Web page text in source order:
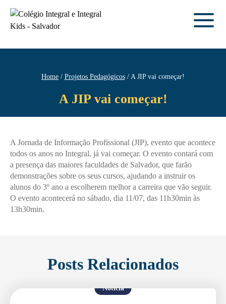
Home Projetos Pedagógicos A JIP vai começar!
A JIP vai começar!
A Jornada de Informação Profissional (JIP), evento que acontece
todos os anos no Integral, já vai começar. O evento contará com
a presença das maiores faculdades de Salvador, que farão
demonstrações sobre os seus cursos, ajudando a instruir os
alunos do 3º ano a escolherem melhor a carreira que vão seguir.
O evento acontecerá no sábado, dia 11/07, das 11h30min às
13h30min.
Posts Relacionados
Notícia